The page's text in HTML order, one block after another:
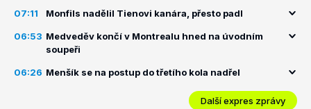
07:11 Monfils nadělil Tienovi kanára, přesto padl
06:53 Medveděv končí v Montrealu hned na úvodním
soupeři
06:26 Menšík se na postup do třetího kola nadřel
Další expres zprávy